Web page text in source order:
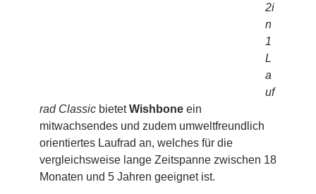
2i
n
1
L
a
uf
rad Classic bietetWishbone ein
mitwachsendes und zudem umweltfreundlich
orientiertes Laufrad an, welches für die
vergleichsweise lange Zeitspanne zwischen 18
Monaten und 5 Jahren geeignet ist.